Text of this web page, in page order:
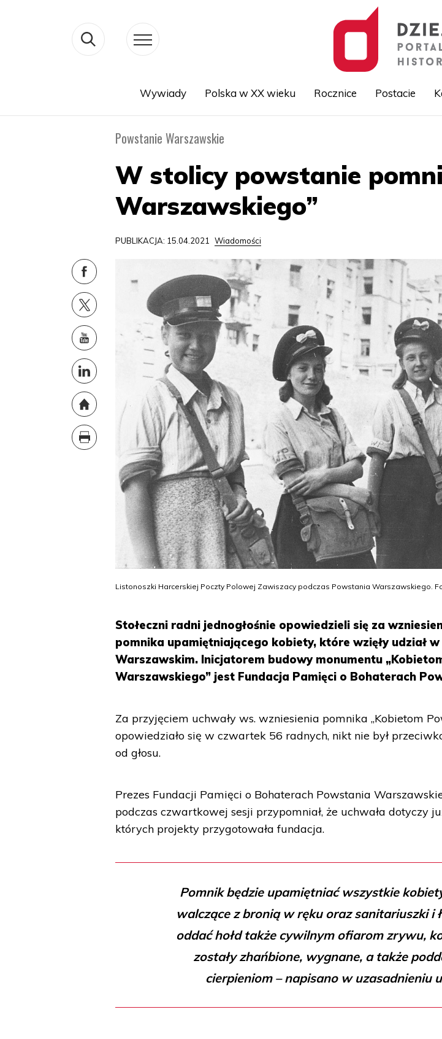
Wywiady Polska w XX wieku Rocznice Postacie
Powstanie Warszawskie
W stolicy powstanie
Warszawskiego”
PUBLIKACJA: 15.04.2021 Wiadomości
Listonoszki Harcerskiej Poczty Polowej Zawiszacy podczas Powstania Warszawskiego.
Stołeczni radni jednogłośnie opowiedzieli się za
pomnika upamiętniającego kobiety, które wzięły udział
Warszawskim. Inicjatorem budowy monumentu
Warszawskiego” jest Fundacja Pamięci o Bohaterach
Za przyjęciem uchwały ws. wzniesienia pomnika „Kobietom
opowiedziało się w czwartek 56 radnych, nikt nie był
od głosu.
Prezes Fundacji Pamięci o Bohaterach Powstania
podczas czwartkowej sesji przypomniał, że uchwała dotyczy
których projekty przygotowała fundacja.
Pomnik będzie upamiętniać wszystkie
walczące z bronią w ręku oraz sanitariuszki i
oddać hołd także cywilnym ofiarom zrywu,
zostały zhańbione, wygnane, a także
cierpieniom – napisano w uzasadnieniu